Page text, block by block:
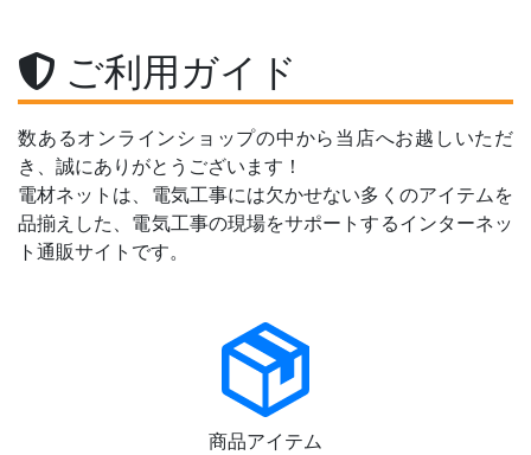
ご利用ガイド
数あるオンラインショップの中から当店へお越しいただ
き、誠にありがとうございます！
電材ネットは、電気工事には欠かせない多くのアイテムを
品揃えした、電気工事の現場をサポートするインターネッ
ト通販サイトです。
商品アイテム